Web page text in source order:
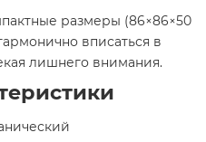
размеры (86×86×50
вписаться в
лишнего внимания.​